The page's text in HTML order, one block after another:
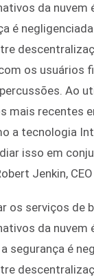
da nuvem
é
os usuários
Ao
mais recentes
a tecnologia
isso em
Jenkin,
os serviços de
da nuvem
segurança é